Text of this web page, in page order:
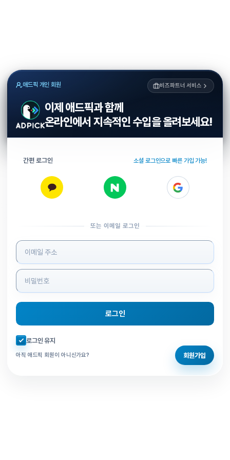
애드픽 개인 회원 비즈파트너 서비스
이제 애드픽과 함께
온라인에서 지속적인 수입을 올려보세요!
간편 로그인 소셜 로그인으로 빠른 가입 가능!
또는 이메일 로그인
로그인 정보 입력
로그인
자동로그인 체크
로그인 유지
아직 애드픽 회원이 아니신가요? 회원가입